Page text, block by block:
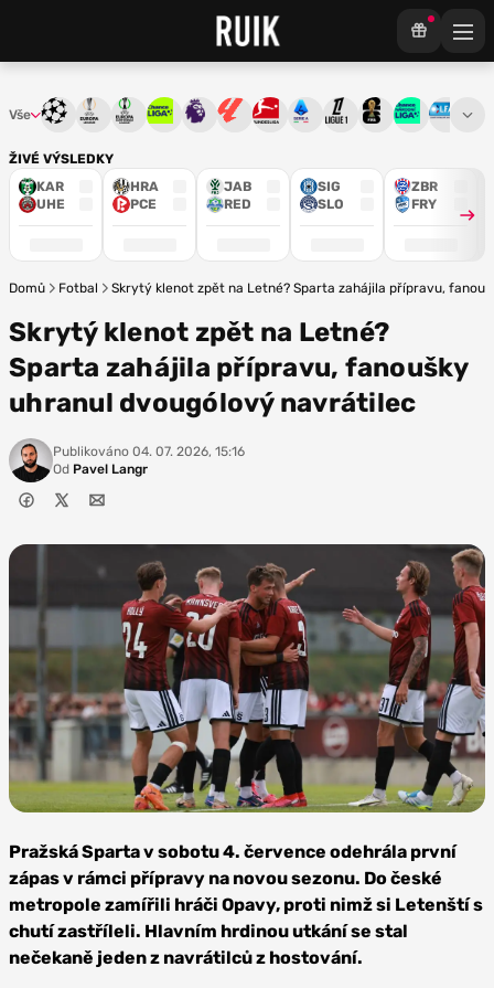
ŽIVÉ VÝSLEDKY
KAR
UHE
HRA
PCE
JAB
RED
SIG
SLO
ZBR
FRY
Vše Liga mistrůEvropská liga
Konferenční liga
Chance ligaPremier League
La LigaBundesliga
Serie ALigue 1Mistrovství světa
Chance3. ČFL
Domů Fotbal Skrytý klenot zpět na Letné? Sparta zahájila přípravu,
Skrytý klenot zpět na Letné?
Sparta zahájila přípravu, fanoušky
uhranul dvougólový navrátilec
Publikováno 04. 07. 2026, 15:16
Od Pavel Langr
Sparta Praha
Pražská Sparta v sobotu 4. července odehrála první
zápas v rámci přípravy na novou sezonu. Do české
metropole zamířili hráči Opavy, proti nimž si Letenští s
chutí zastříleli. Hlavním hrdinou utkání se stal
nečekaně jeden z navrátilců z hostování.